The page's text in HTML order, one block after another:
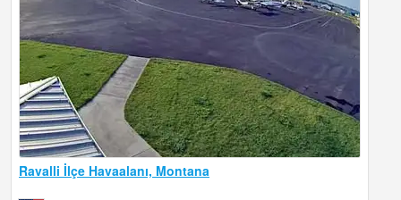
Ravalli İlçe Havaalanı, Montana